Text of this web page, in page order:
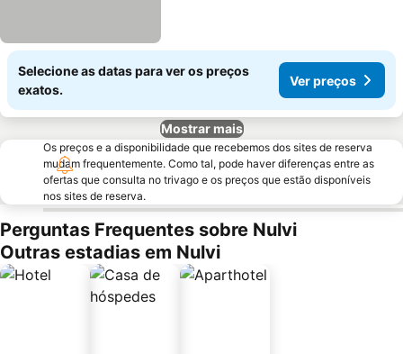
Selecione as datas para ver os preços
exatos.
Ver preços
Mostrar mais
Os preços e a disponibilidade que recebemos dos sites de reserva
mudam frequentemente. Como tal, pode haver diferenças entre as
ofertas que consulta no trivago e os preços que estão disponíveis
nos sites de reserva.
Perguntas Frequentes sobre Nulvi
Outras estadias em Nulvi